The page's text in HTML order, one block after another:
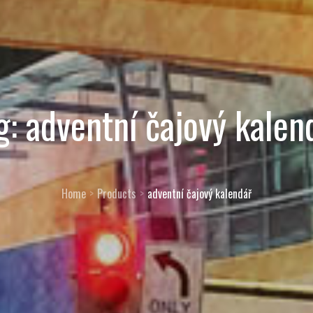
adventní čajový
Home Products adventní čajový kalendář